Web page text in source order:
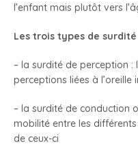
l’enfant mais plutôt vers
Les trois types de surdité
– la surdité de perception
perceptions liées à l’oreille
– la surdité de conduction
mobilité entre les
de ceux-ci